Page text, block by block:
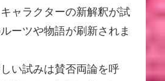
ャラクターの新解釈が試
ーツや物語が刷新されま
い試みは賛否両論を呼